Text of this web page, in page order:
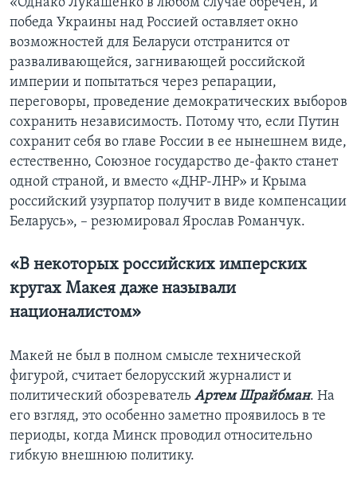
«Однако Лукашенко в любом случае обречен, и
победа Украины над Россией оставляет окно
возможностей для Беларуси отстранится от
разваливающейся, загнивающей российской
империи и попытаться через репарации,
переговоры, проведение демократических выборов
сохранить независимость. Потому что, если Путин
сохранит себя во главе России в ее нынешнем виде,
естественно, Союзное государство де-факто станет
одной страной, и вместо «ДНР-ЛНР» и Крыма
российский узурпатор получит в виде компенсации
Беларусь», – резюмировал Ярослав Романчук.
«В некоторых российских имперских
кругах Макея даже называли
националистом»
Макей не был в полном смысле технической
фигурой, считает белорусский журналист и
политический обозреватель Артем Шрайбман. На
его взгляд, это особенно заметно проявилось в те
периоды, когда Минск проводил относительно
гибкую внешнюю политику.